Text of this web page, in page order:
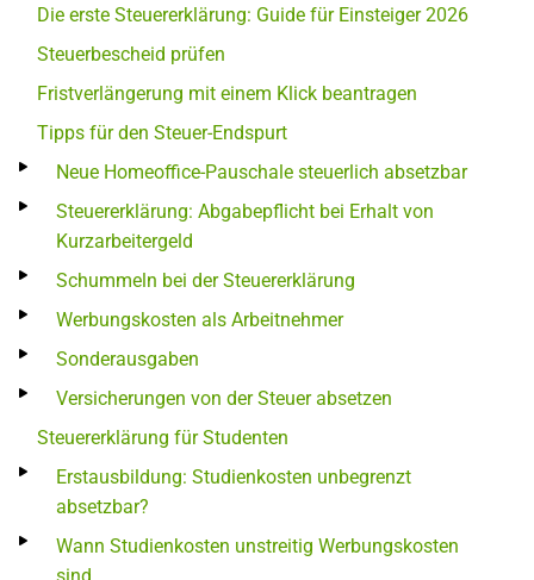
Die erste Steuererklärung: Guide für Einsteiger 2026
Steuerbescheid prüfen
Fristverlängerung mit einem Klick beantragen
Tipps für den Steuer-Endspurt
Neue Homeoffice-Pauschale steuerlich absetzbar
Steuererklärung: Abgabepflicht bei Erhalt von
Kurzarbeitergeld
Schummeln bei der Steuererklärung
Werbungskosten als Arbeitnehmer
Sonderausgaben
Versicherungen von der Steuer absetzen
Steuererklärung für Studenten
Erstausbildung: Studienkosten unbegrenzt
absetzbar?
Wann Studienkosten unstreitig Werbungskosten